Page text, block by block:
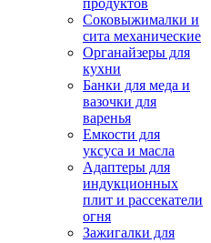
продуктов
Соковыжималки и
сита механические
Органайзеры для
кухни
Банки для меда и
вазочки для
варенья
Емкости для
уксуса и масла
Адаптеры для
индукционных
плит и рассекатели
огня
Зажигалки для